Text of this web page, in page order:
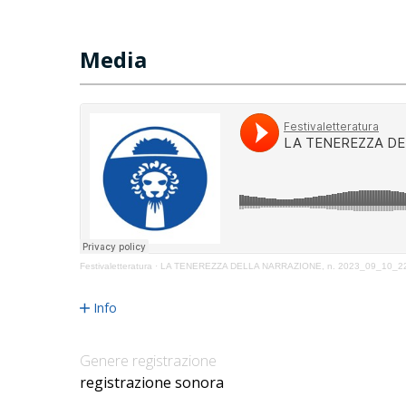
Media
Festivaletteratura · LA TENEREZZA DELLA NARRAZIONE, n.
Info
Genere registrazione
registrazione sonora